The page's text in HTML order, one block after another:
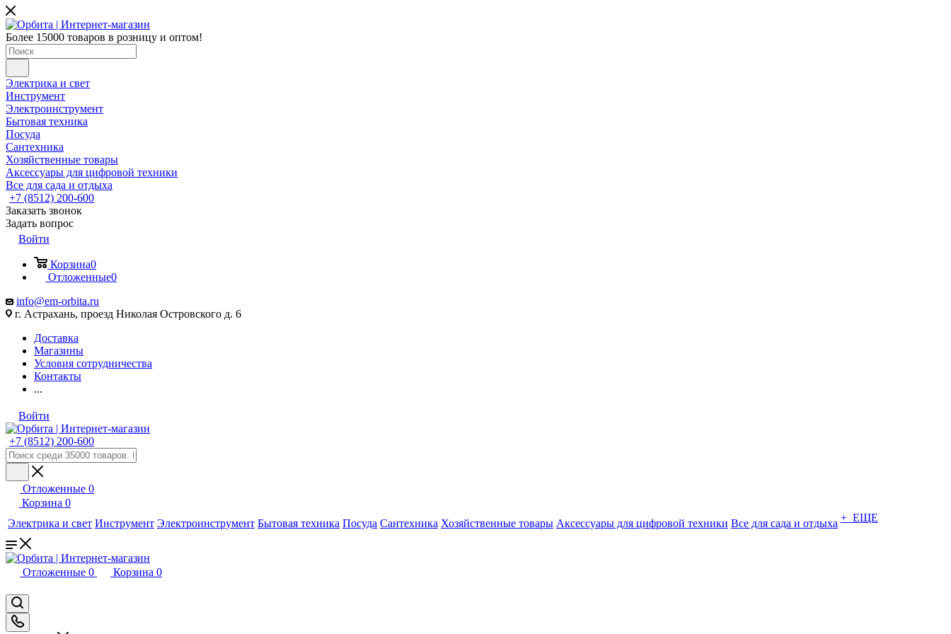
Более 15000 товаров в розницу и оптом!
Электрика и свет
Инструмент
Электроинструмент
Бытовая техника
Посуда
Сантехника
Хозяйственные товары
Аксессуары для цифровой техники
Все для сада и отдыха
+7 (8512) 200-600
Заказать звонок
Задать вопрос
Войти
Корзина0
Отложенные0
info@em-orbita.ru
г. Астрахань, проезд Николая Островского д. 6
Доставка
Магазины
Условия сотрудничества
Контакты
...
Войти
+7 (8512) 200-600
Отложенные 0
Корзина 0
Электрика и свет Инструмент Электроинструмент Бытовая техника Посуда Сантехника Хозяйственные товары Аксессуары для цифровой техники Все для сада и отдыха + ЕЩЕ
Отложенные 0 Корзина 0